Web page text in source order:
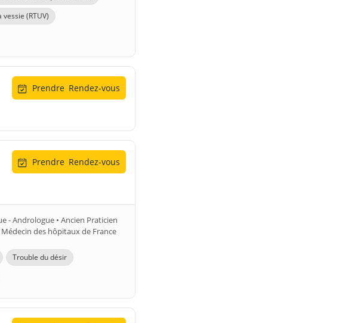
(RTUV)
Prendre Rendez-vous
Prendre Rendez-vous
- Andrologue • Ancien Praticien
des hôpitaux de France
Trouble du désir